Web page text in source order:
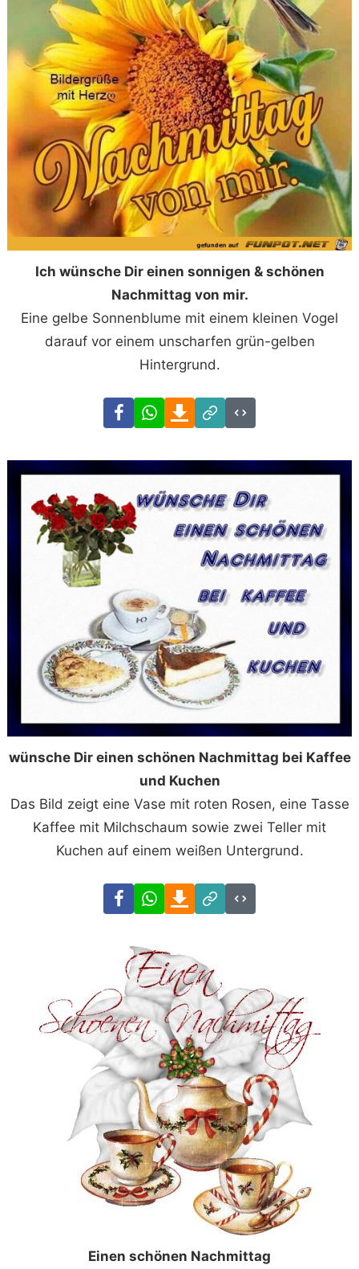
Ich wünsche Dir einen sonnigen & schönen
Nachmittag von mir.
Eine gelbe Sonnenblume mit einem kleinen Vogel
darauf vor einem unscharfen grün-gelben
Hintergrund.
FacebookWhatsAppDownload
Link
Code
wünsche Dir einen schönen Nachmittag bei Kaffee
und Kuchen
Das Bild zeigt eine Vase mit roten Rosen, eine Tasse
Kaffee mit Milchschaum sowie zwei Teller mit
Kuchen auf einem weißen Untergrund.
FacebookWhatsAppDownload
Link
Code
Einen schönen Nachmittag